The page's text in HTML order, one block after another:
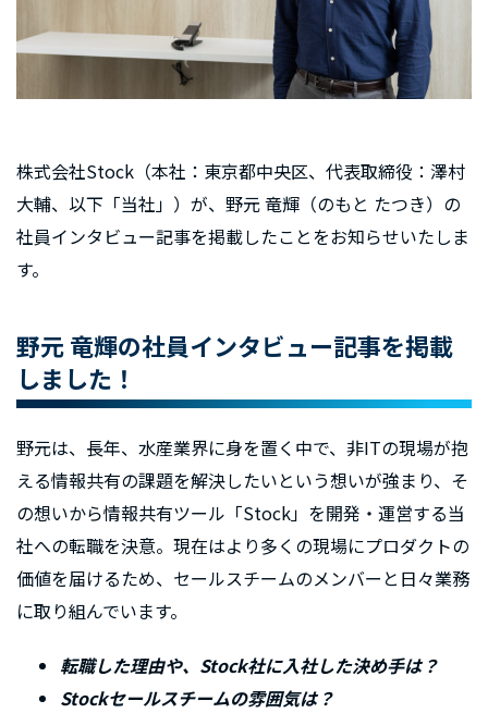
株式会社Stock（本社：東京都中央区、代表取締役：澤村
大輔、以下「当社」）が、野元 竜輝（のもと たつき）の
社員インタビュー記事を掲載したことをお知らせいたしま
す。
野元 竜輝の社員インタビュー記事を掲載
しました！
野元は、長年、水産業界に身を置く中で、非ITの現場が抱
える情報共有の課題を解決したいという想いが強まり、そ
の想いから情報共有ツール「Stock」を開発・運営する当
社への転職を決意。現在はより多くの現場にプロダクトの
価値を届けるため、セールスチームのメンバーと日々業務
に取り組んでいます。
転職した理由や、Stock社に入社した決め手は？
Stockセールスチームの雰囲気は？